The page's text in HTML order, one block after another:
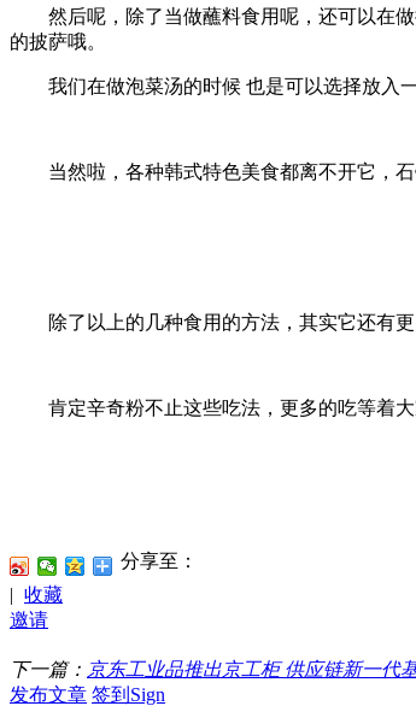
然后呢，除了当做蘸料食用呢，还可以在做
的披萨哦。
我们在做泡菜汤的时候 也是可以选择放入一
当然啦，各种韩式特色美食都离不开它，石
除了以上的几种食用的方法，其实它还有更
肯定辛奇粉不止这些吃法，更多的吃等着大
分享至：
| 收藏
邀请
下一篇： 京东工业品推出京工柜 供应链新一代
发布文章 签到Sign